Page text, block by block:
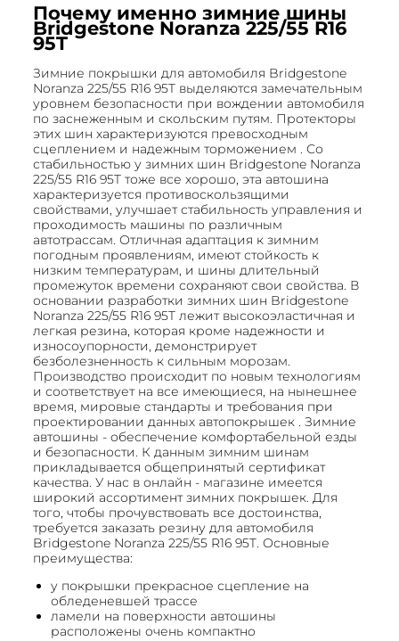
Почему именно зимние шины
Bridgestone Noranza 225/55 R16
95T
Зимние покрышки для автомобиля Bridgestone
Noranza 225/55 R16 95T выделяются замечательным
уровнем безопасности при вождении автомобиля
по заснеженным и скольским путям. Протекторы
этих шин характеризуются превосходным
сцеплением и надежным торможением . Со
стабильностью у зимних шин Bridgestone Noranza
225/55 R16 95T тоже все хорошо, эта автошина
характеризуется противоскользящими
свойствами, улучшает стабильность управления и
проходимость машины по различным
автотрассам. Отличная адаптация к зимним
погодным проявлениям, имеют стойкость к
низким температурам, и шины длительный
промежуток времени сохраняют свои свойства. В
основании разработки зимних шин Bridgestone
Noranza 225/55 R16 95T лежит высокоэластичная и
легкая резина, которая кроме надежности и
износоупорности, демонстрирует
безболезненность к сильным морозам.
Производство происходит по новым технологиям
и соответствует на все имеющиеся, на нынешнее
время, мировые стандарты и требования при
проектировании данных автопокрышек . Зимние
автошины - обеспечение комфортабельной езды
и безопасности. К данным зимним шинам
прикладывается общепринятый сертификат
качества. У нас в онлайн - магазине имеется
широкий ассортимент зимних покрышек. Для
того, чтобы прочувствовать все достоинства,
требуется заказать резину для автомобиля
Bridgestone Noranza 225/55 R16 95T. Основные
преимущества:
у покрышки прекрасное сцепление на
обледеневшей трассе
ламели на поверхности автошины
расположены очень компактно